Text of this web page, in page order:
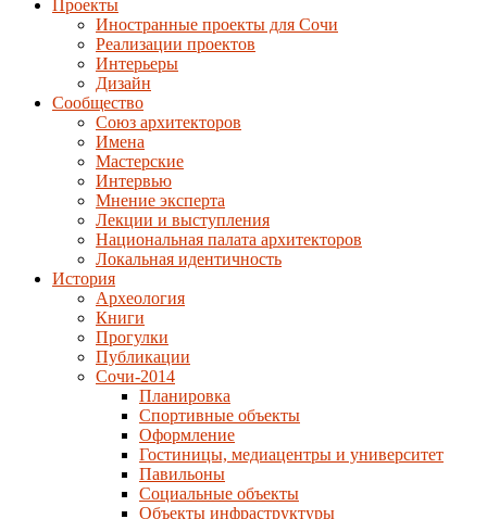
Проекты
Иностранные проекты для Сочи
Реализации проектов
Интерьеры
Дизайн
Сообщество
Союз архитекторов
Имена
Мастерские
Интервью
Мнение эксперта
Лекции и выступления
Национальная палата архитекторов
Локальная идентичность
История
Археология
Книги
Прогулки
Публикации
Сочи-2014
Планировка
Спортивные объекты
Оформление
Гостиницы, медиацентры и университет
Павильоны
Социальные объекты
Объекты инфраструктуры